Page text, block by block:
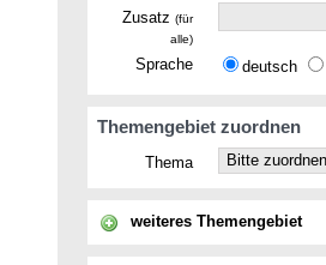
Zusatz (für
alle)
Sprache deutsch
Themengebiet zuordnen
Thema
weiteres Themengebiet